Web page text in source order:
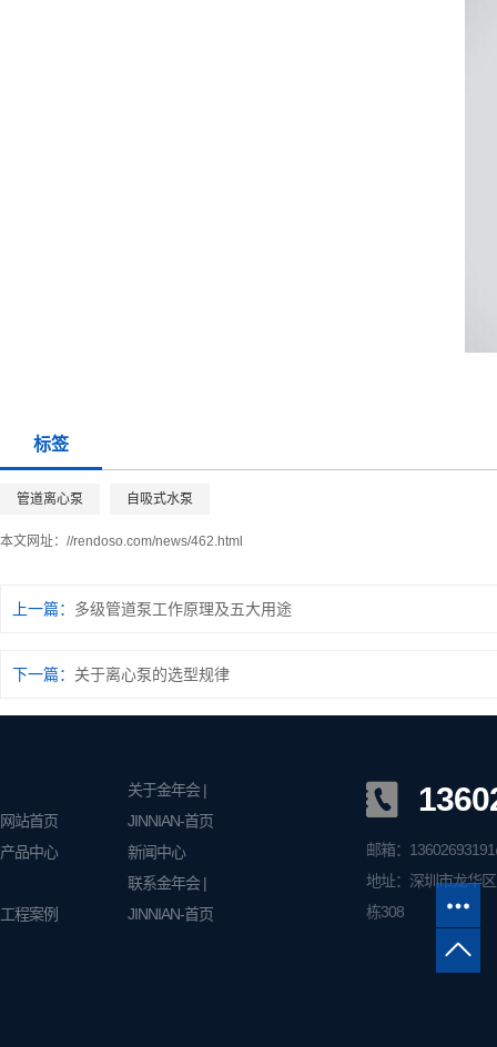
标签
管道离心泵 自吸式水泵
本文网址： //rendoso.com/news/462.html
上一篇： 多级管道泵工作原理及五大用途
下一篇： 关于离心泵的选型规律
网站首页
关于金年会 |
JINNIAN-首页
产品中心
新闻中心
工程案例
联系金年会 |
JINNIAN-首页
邮箱：
地址：深圳市龙华
栋308